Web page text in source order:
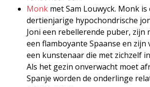
Monk met Sam Louwyck. Monk is
dertienjarige hypochondrische
Joni een rebellerende puber, zijn
een flamboyante Spaanse en zijn
een kunstenaar die met zichzelf
Als het gezin onverwacht moet
Spanje worden de onderlinge